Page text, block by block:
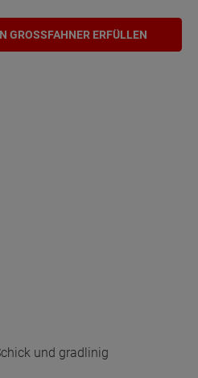
ERFÜLLEN
und gradlinig